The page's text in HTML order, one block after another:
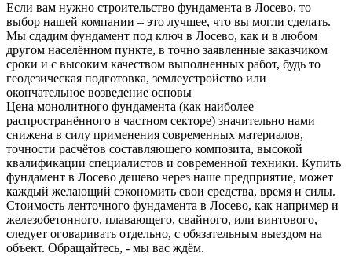
Если вам нужно строительство фундамента в Лосево, то
выбор нашей компании – это лучшее, что вы могли сделать.
Мы сдадим фундамент под ключ в Лосево, как и в любом
другом населённом пункте, в точно заявленные заказчиком
сроки и с высоким качеством выполненных работ, будь то
геодезическая подготовка, землеустройство или
окончательное возведение основы
Цена монолитного фундамента (как наиболее
распространённого в частном секторе) значительно нами
снижена в силу применения современных материалов,
точности расчётов составляющего композита, высокой
квалификации специалистов и современной техники. Купить
фундамент в Лосево дешево через наше предприятие, может
каждый желающий сэкономить свои средства, время и силы.
Стоимость ленточного фундамента в Лосево, как например и
железобетонного, плавающего, свайного, или винтового,
следует оговаривать отдельно, с обязательным выездом на
объект. Обращайтесь, - мы вас ждём.